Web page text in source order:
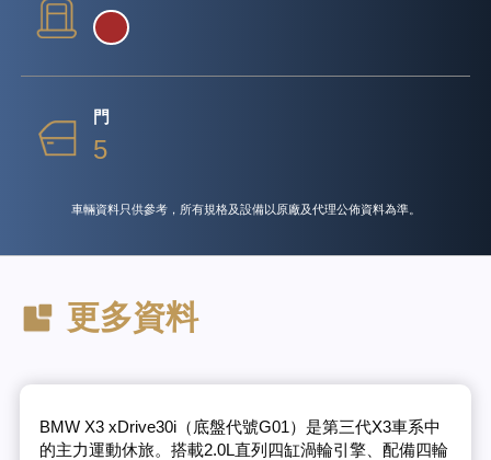
門
5
車輛資料只供參考，所有規格及設備以原廠及代理公佈資料為準。
更多資料
BMW X3 xDrive30i（底盤代號G01）是第三代X3車系中
的主力運動休旅。搭載2.0L直列四缸渦輪引擎、配備四輪